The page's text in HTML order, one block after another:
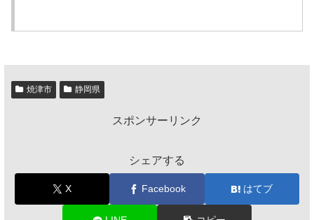
焼津市 静岡県
スポンサーリンク
シェアする
X Facebook はてブ